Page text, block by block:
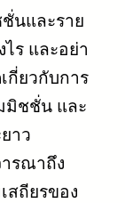
นและราย
ร และอย่า
กี่ยวกับการ
มิชชั่น และ
าว
รณาถึง
สถียรของ